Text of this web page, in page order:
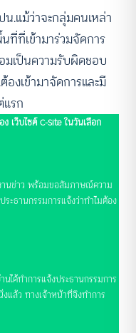
.แม้ว่าจะกลุ่มคนเหล่า
ที่ที่เข้ามาร่วมจัดการ
เป็นความรับผิดชอบ
งเข้ามาจัดการและมี
แรก
เว็บไซต์ C-Site ในวันเลือก
านข่าว พร้อมขอสัมภาษณ์ความ
ะธานกรรมการแจ้งว่าทำไมต้อง
ได้ทำการแจ้งประธานกรรมการ
แล้ว ทางเจ้าหน้าที่จึงทำการ